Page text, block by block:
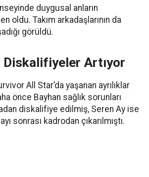
duygusal anların
oldu. Takım arkadaşlarının da
görüldü.
Diskalifiyeler Artıyor
All Star’da yaşanan ayrılıklar
önce Bayhan sağlık sorunları
diskalifiye edilmiş, Seren Ay ise
sonrası kadrodan çıkarılmıştı.